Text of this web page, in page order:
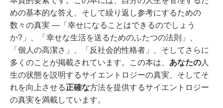
めの基本的な答え、そして繰り返し参考にするための
数々の真実 ―「幸せになることはできるのでしょう
か?」、「幸せな生活を送るためのふたつの法則」、
「個人の高潔さ」、「反社会的性格者」、そしてさらに
多くのことが掲載されています。この本は、 あなたの 人
生の状態を説明するサイエントロジーの真実、そしてそ
れを向上させる正確な方法を提供するサイエントロジー
の真実を満載しています。